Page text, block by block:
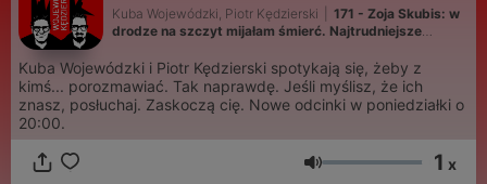
Kuba Wojewódzki, Piotr Kędzierski
171 - Zoja Skubis: w
drodze na szczyt mijałam śmierć. Najtrudniejsze
Kuba Wojewódzki i Piotr Kędzierski spotykają się, żeby z
kimś... porozmawiać. Tak naprawdę. Jeśli myślisz, że ich
znasz, posłuchaj. Zaskoczą cię. Nowe odcinki w poniedziałki o
20:00.
Jačina zvuka 1 x